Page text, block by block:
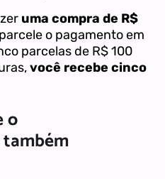
uma compra de R$
o pagamento em
parcelas de R$ 100
você recebe cinco
o